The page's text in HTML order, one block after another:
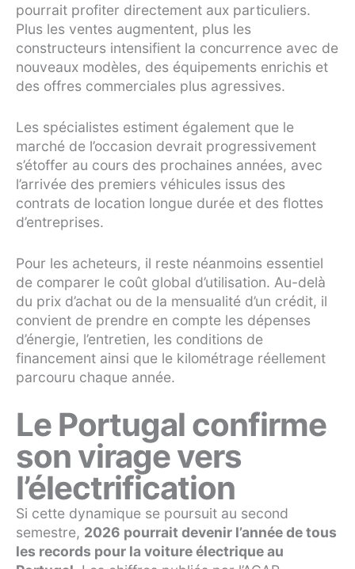
pourrait profiter directement aux particuliers.
Plus les ventes augmentent, plus les
constructeurs intensifient la concurrence avec de
nouveaux modèles, des équipements enrichis et
des offres commerciales plus agressives.
Les spécialistes estiment également que le
marché de l’occasion devrait progressivement
s’étoffer au cours des prochaines années, avec
l’arrivée des premiers véhicules issus des
contrats de location longue durée et des flottes
d’entreprises.
Pour les acheteurs, il reste néanmoins essentiel
de comparer le coût global d’utilisation. Au-delà
du prix d’achat ou de la mensualité d’un crédit, il
convient de prendre en compte les dépenses
d’énergie, l’entretien, les conditions de
financement ainsi que le kilométrage réellement
parcouru chaque année.
Le Portugal confirme
son virage vers
l’électrification
Si cette dynamique se poursuit au second
semestre, 2026 pourrait devenir l’année de tous
les records pour la voiture électrique au